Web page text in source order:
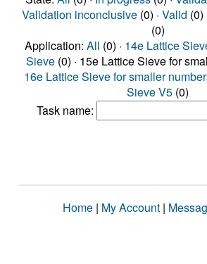
Validation inconclusive(0) · Valid (0)
(0)
Application: All (0) · 14e Lattice
Sieve (0) · 15e Lattice Sieve for
16e Lattice Sieve for smaller
Sieve V5 (0)
Task name:
Home | My Account |